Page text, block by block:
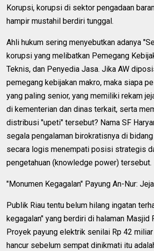
Korupsi, korupsi di sektor pengadaan
hampir mustahil berdiri tunggal.
Ahli hukum sering menyebutkan adanya
korupsi yang melibatkan Pemegang
Teknis, dan Penyedia Jasa. Jika AW
pemegang kebijakan makro, maka siapa
yang paling senior, yang memiliki rekam
di kementerian dan dinas terkait, serta
distribusi "upeti" tersebut? Nama SF
segala pengalaman birokratisnya di
secara logis menempati posisi strategis
pengetahuan (knowledge power) tersebut.
"Monumen Kegagalan" Payung An-Nur:
Publik Riau tentu belum hilang ingatan
kegagalan" yang berdiri di halaman Masjid
Proyek payung elektrik senilai Rp 42
hancur sebelum sempat dinikmati itu